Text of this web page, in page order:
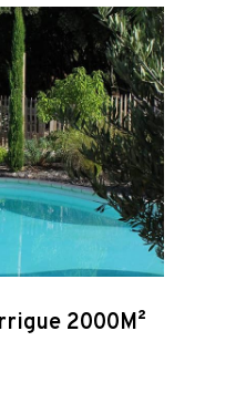
2000M²